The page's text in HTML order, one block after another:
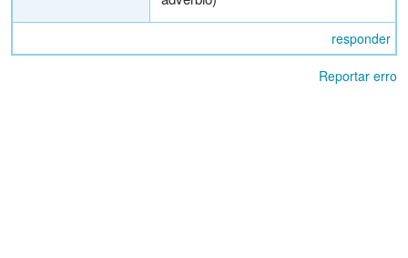
responder
Reportar erro